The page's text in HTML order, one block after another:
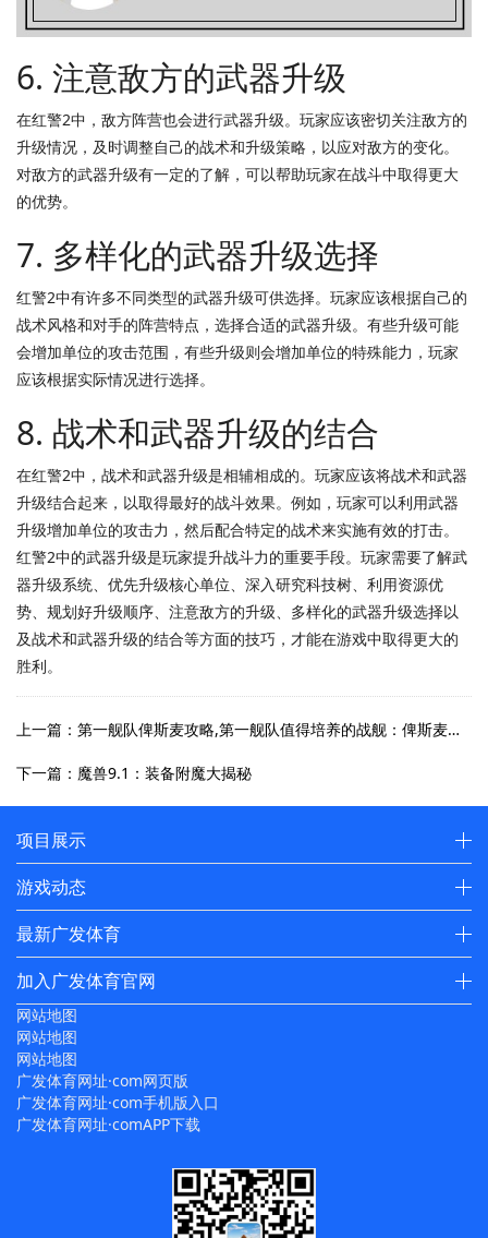
6. 注意敌方的武器升级
在红警2中，敌方阵营也会进行武器升级。玩家应该密切关注敌方的
升级情况，及时调整自己的战术和升级策略，以应对敌方的变化。
对敌方的武器升级有一定的了解，可以帮助玩家在战斗中取得更大
的优势。
7. 多样化的武器升级选择
红警2中有许多不同类型的武器升级可供选择。玩家应该根据自己的
战术风格和对手的阵营特点，选择合适的武器升级。有些升级可能
会增加单位的攻击范围，有些升级则会增加单位的特殊能力，玩家
应该根据实际情况进行选择。
8. 战术和武器升级的结合
在红警2中，战术和武器升级是相辅相成的。玩家应该将战术和武器
升级结合起来，以取得最好的战斗效果。例如，玩家可以利用武器
升级增加单位的攻击力，然后配合特定的战术来实施有效的打击。
红警2中的武器升级是玩家提升战斗力的重要手段。玩家需要了解武
器升级系统、优先升级核心单位、深入研究科技树、利用资源优
势、规划好升级顺序、注意敌方的升级、多样化的武器升级选择以
及战术和武器升级的结合等方面的技巧，才能在游戏中取得更大的
胜利。
上一篇：第一舰队俾斯麦攻略,第一舰队值得培养的战舰：俾斯麦号海战：钢铁巨兽的沉没
下一篇：魔兽9.1：装备附魔大揭秘
项目展示
游戏动态
最新广发体育
加入广发体育官网
网站地图
网站地图
网站地图
广发体育网址·com网页版
广发体育网址·com手机版入口
广发体育网址·comAPP下载